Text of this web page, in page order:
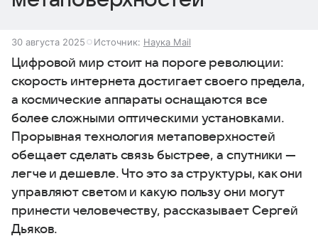
30 августа 2025 Источник: Наука Mail
Цифровой мир стоит на пороге революции:
скорость интернета достигает своего предела,
а космические аппараты оснащаются все
более сложными оптическими установками.
Прорывная технология метаповерхностей
обещает сделать связь быстрее, а спутники —
легче и дешевле. Что это за структуры, как они
управляют светом и какую пользу они могут
принести человечеству, рассказывает Сергей
Дьяков.